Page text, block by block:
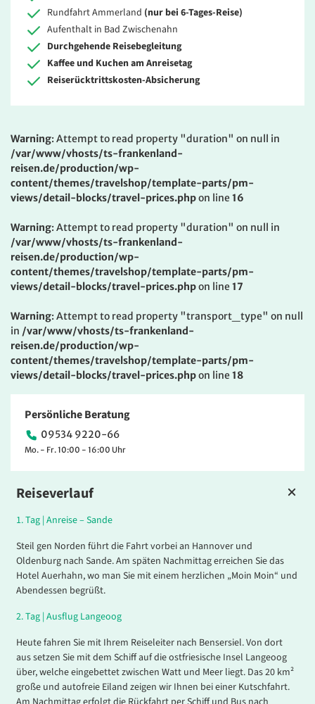
Reiseverlauf
1.Tag | Anreise – Sande
Steil gen Norden führt die Fahrt vorbei an Hannover und
Oldenburg nach Sande. Am späten Nachmittag erreichen Sie das
Hotel Auerhahn, wo man Sie mit einem herzlichen „Moin Moin“ und
Abendessen begrüßt.
2.Tag | Ausflug Langeoog
Heute fahren Sie mit Ihrem Reiseleiter nach Bensersiel. Von dort
aus setzen Sie mit dem Schiff auf die ostfriesische Insel Langeoog
über, welche eingebettet zwischen Watt und Meer liegt. Das 20 km²
große und autofreie Eiland zeigen wir Ihnen bei einer Kutschfahrt.
Rundfahrt Ammerland (nur bei 6-Tages-Reise)
Aufenthalt in Bad Zwischenahn
Durchgehende Reisebegleitung
Kaffee und Kuchen am Anreisetag
Reiserücktrittskosten-Absicherung
Warning: Attempt to read property "duration" on null in
/var/www/vhosts/ts-frankenland-
reisen.de/production/wp-
content/themes/travelshop/template-parts/pm-
views/detail-blocks/travel-prices.phpon line 16
Warning: Attempt to read property "duration" on null in
/var/www/vhosts/ts-frankenland-
reisen.de/production/wp-
content/themes/travelshop/template-parts/pm-
views/detail-blocks/travel-prices.phpon line 17
Warning: Attempt to read property "transport_type" on null
in /var/www/vhosts/ts-frankenland-
reisen.de/production/wp-
content/themes/travelshop/template-parts/pm-
views/detail-blocks/travel-prices.phpon line 18
Persönliche Beratung
09534 9220-66
Mo. - Fr. 10:00 - 16:00 Uhr